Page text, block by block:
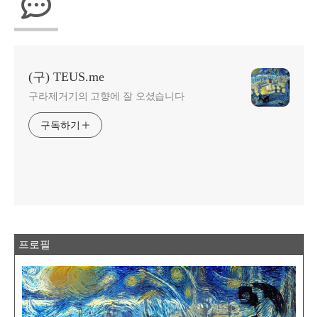
(구) TEUS.me
구라제거기의 고향에 잘 오셨습니다
구독하기
프로필